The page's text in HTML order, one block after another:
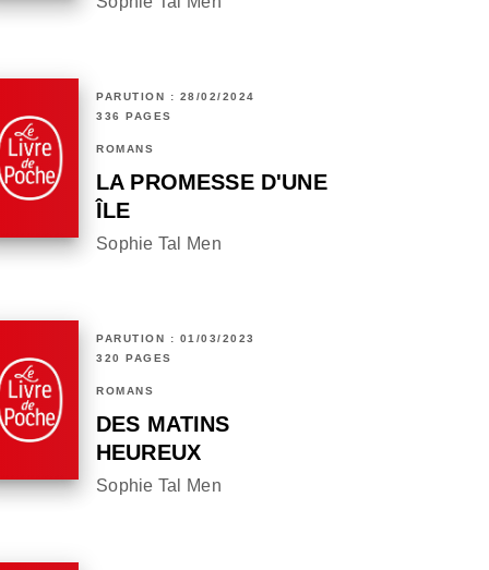
PARUTION : 28/02/2024
336 PAGES
ROMANS
LA PROMESSE D'UNE
ÎLE
Sophie Tal Men
PARUTION : 01/03/2023
320 PAGES
ROMANS
DES MATINS
HEUREUX
Sophie Tal Men